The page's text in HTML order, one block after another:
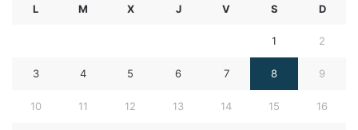
L M X J V S D
1 2
3 4 5 6 7 8 9
10 11 12 13 14 15 16